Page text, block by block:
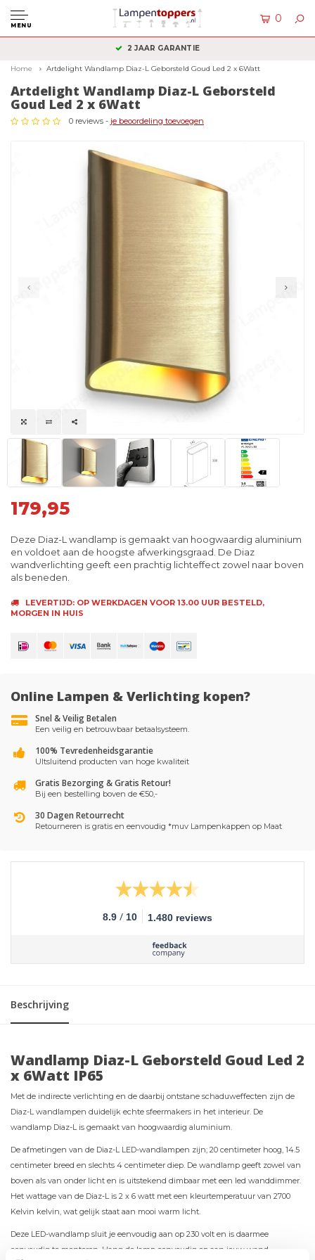
MENU
0
2 JAAR GARANTIE
Home Artdelight Wandlamp Diaz-L Geborsteld Goud Led 2 x 6Watt
Artdelight Wandlamp Diaz-L Geborsteld
Goud Led 2 x 6Watt
0 reviews - je beoordeling toevoegen
179,95
Deze Diaz-L wandlamp is gemaakt van hoogwaardig aluminium
en voldoet aan de hoogste afwerkingsgraad. De Diaz
wandverlichting geeft een prachtig lichteffect zowel naar boven
als beneden.
LEVERTIJD: OP WERKDAGEN VOOR 13.00 UUR BESTELD,
MORGEN IN HUIS
Online Lampen & Verlichting kopen?
Snel & Veilig Betalen
Een veilig en betrouwbaar betaalsysteem.
100% Tevredenheidsgarantie
UItsluitend producten van hoge kwaliteit
Gratis Bezorging & Gratis Retour!
Bij een bestelling boven de €50,-
30 Dagen Retourrecht
Retourneren is gratis en eenvoudig *muv Lampenkappen op Maat
8.9 / 10 1.480 reviews
Beschrijving
Wandlamp Diaz-L Geborsteld Goud Led 2
x 6Watt IP65
Met de indirecte verlichting en de daarbij ontstane schaduweffecten zijn de
Diaz-L wandlampen duidelijk echte sfeermakers in het interieur. De
wandlamp Diaz-L is gemaakt van hoogwaardig aluminium.
De afmetingen van de Diaz-L LED-wandlampen zijn; 20 centimeter hoog, 14.5
centimeter breed en slechts 4 centimeter diep. De wandlamp geeft zowel van
boven als van onder licht en is uitstekend dimbaar met een led wanddimmer.
Het wattage van de Diaz-L is 2 x 6 watt met een kleurtemperatuur van 2700
Kelvin kelvin, wat gelijk staat aan mooi warm licht.
Deze LED-wandlamp sluit je eenvoudig aan op 230 volt en is daarmee
eenvoudig te monteren. Hang de lamp eenvoudig op aan jouw wand,